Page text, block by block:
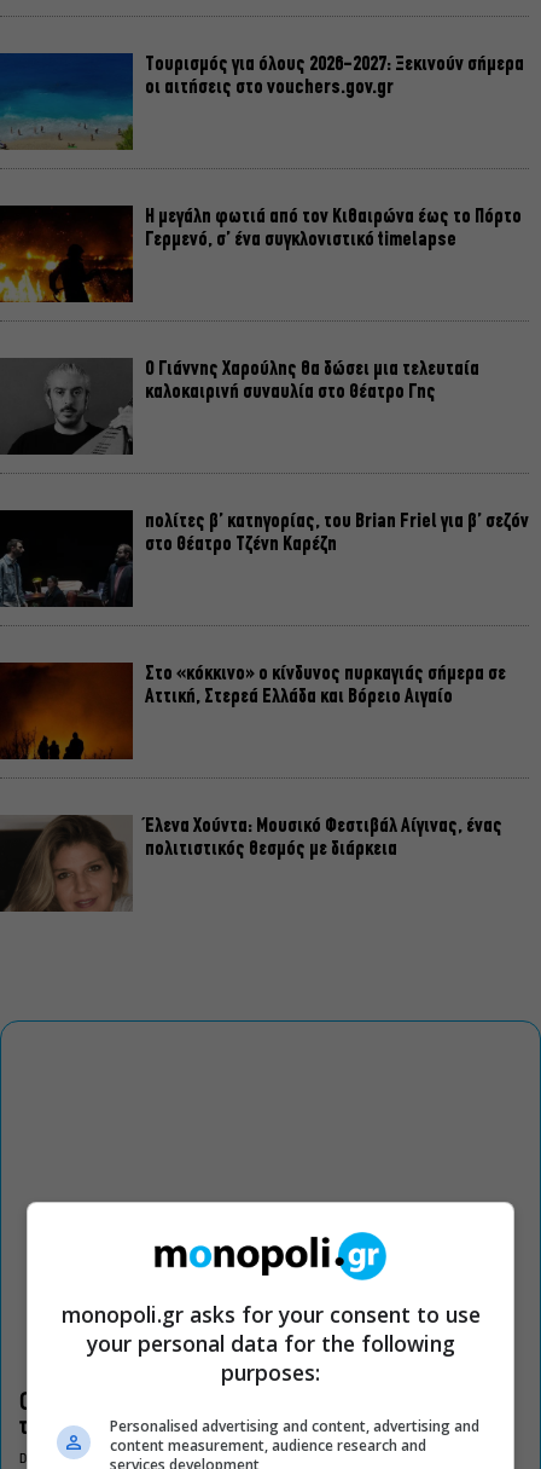
Τουρισμός για όλους 2026-2027: Ξεκινούν σήμερα
οι αιτήσεις στο vouchers.gov.gr
Η μεγάλη φωτιά από τον Κιθαιρώνα έως το Πόρτο
Γερμενό, σ’ ένα συγκλονιστικό timelapse
Ο Γιάννης Χαρούλης θα δώσει μια τελευταία
καλοκαιρινή συναυλία στο Θέατρο Γης
πολίτες β’ κατηγορίας, του Brian Friel για β’ σεζόν
στο Θέατρο Τζένη Καρέζη
Στο «κόκκινο» ο κίνδυνος πυρκαγιάς σήμερα σε
Αττική, Στερεά Ελλάδα και Βόρειο Αιγαίο
Έλενα Χούντα: Μουσικό Φεστιβάλ Αίγινας, ένας
πολιτιστικός θεσμός με διάρκεια
Οι «Τρωάδες» στην Επίδαυρο αλλάζουν την αντίληψη για
τον πολιτισμό
DON'T MISS
monopoli.gr asks for your consent to use
your personal data for the following
purposes:
Personalised advertising and content, advertising and
content measurement, audience research and
services development